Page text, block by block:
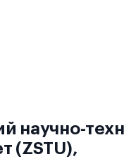
научно-
(ZSTU),